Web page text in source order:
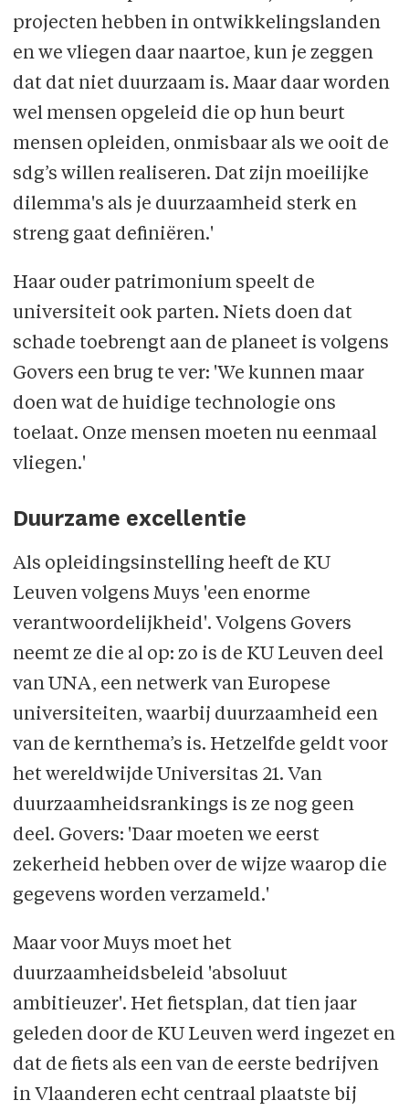
projecten hebben in ontwikkelingslanden
en we vliegen daar naartoe, kun je zeggen
dat dat niet duurzaam is. Maar daar worden
wel mensen opgeleid die op hun beurt
mensen opleiden, onmisbaar als we ooit de
sdg’s willen realiseren. Dat zijn moeilijke
dilemma's als je duurzaamheid sterk en
streng gaat definiëren.'
Haar ouder patrimonium speelt de
universiteit ook parten. Niets doen dat
schade toebrengt aan de planeet is volgens
Govers een brug te ver: 'We kunnen maar
doen wat de huidige technologie ons
toelaat. Onze mensen moeten nu eenmaal
vliegen.'
Duurzame excellentie
Als opleidingsinstelling heeft de KU
Leuven volgens Muys 'een enorme
verantwoordelijkheid'. Volgens Govers
neemt ze die al op: zo is de KU Leuven deel
van UNA, een netwerk van Europese
universiteiten, waarbij duurzaamheid een
van de kernthema’s is. Hetzelfde geldt voor
het wereldwijde Universitas 21. Van
duurzaamheidsrankings is ze nog geen
deel. Govers: 'Daar moeten we eerst
zekerheid hebben over de wijze waarop die
gegevens worden verzameld.'
Maar voor Muys moet het
duurzaamheidsbeleid 'absoluut
ambitieuzer'. Het fietsplan, dat tien jaar
geleden door de KU Leuven werd ingezet en
dat de fiets als een van de eerste bedrijven
in Vlaanderen echt centraal plaatste bij